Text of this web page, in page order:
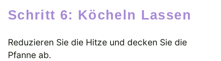
Schritt 6: Köcheln Lassen
Reduzieren Sie die Hitze und decken Sie die
Pfanne ab.